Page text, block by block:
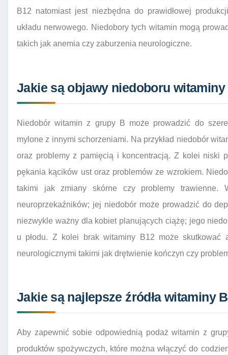
B12 natomiast jest niezbędna do prawidłowej
układu nerwowego. Niedobory tych witamin mogą
takich jak anemia czy zaburzenia neurologiczne.
Jakie są objawy niedoboru witaminy
Niedobór witamin z grupy B może prowadzić do
mylone z innymi schorzeniami. Na przykład niedobór
oraz problemy z pamięcią i koncentracją. Z kolei niski
pękania kącików ust oraz problemów ze wzrokiem.
takimi jak zmiany skórne czy problemy trawienne.
neuroprzekaźników; jej niedobór może prowadzić do
niezwykle ważny dla kobiet planujących ciążę; jego
u płodu. Z kolei brak witaminy B12 może skutkować
neurologicznymi takimi jak drętwienie kończyn czy
Jakie są najlepsze źródła witaminy
Aby zapewnić sobie odpowiednią podaż witamin z
produktów spożywczych, które można włączyć do